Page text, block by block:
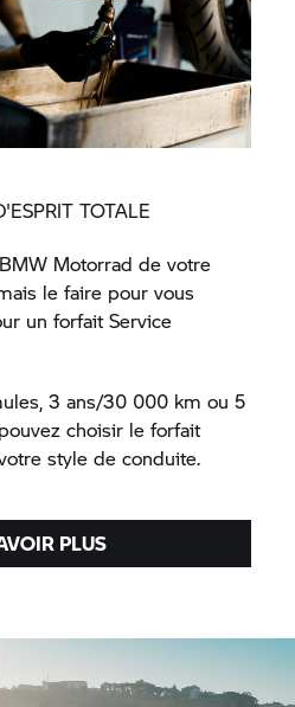
TOTALE
Motorrad de votre
le faire pour vous
un forfait Service
3 ans/30 000 km ou 5
choisir le forfait
style de conduite.
PLUS